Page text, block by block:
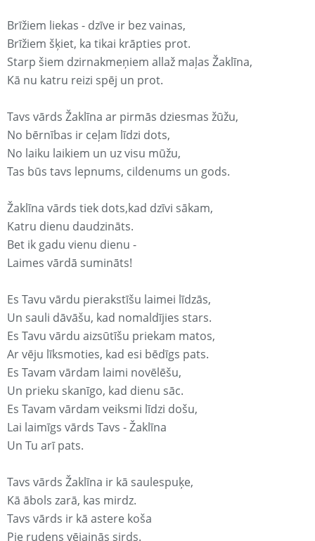
Brīžiem liekas - dzīve ir bez vainas,
Brīžiem šķiet, ka tikai krāpties prot.
Starp šiem dzirnakmeņiem allaž maļas Žaklīna,
Kā nu katru reizi spēj un prot.
Tavs vārds Žaklīna ar pirmās dziesmas žūžu,
No bērnības ir ceļam līdzi dots,
No laiku laikiem un uz visu mūžu,
Tas būs tavs lepnums, cildenums un gods.
Žaklīna vārds tiek dots,kad dzīvi sākam,
Katru dienu daudzināts.
Bet ik gadu vienu dienu -
Laimes vārdā sumināts!
Es Tavu vārdu pierakstīšu laimei līdzās,
Un sauli dāvāšu, kad nomaldījies stars.
Es Tavu vārdu aizsūtīšu priekam matos,
Ar vēju līksmoties, kad esi bēdīgs pats.
Es Tavam vārdam laimi novēlēšu,
Un prieku skanīgo, kad dienu sāc.
Es Tavam vārdam veiksmi līdzi došu,
Lai laimīgs vārds Tavs - Žaklīna
Un Tu arī pats.
Tavs vārds Žaklīna ir kā saulespuķe,
Kā ābols zarā, kas mirdz.
Tavs vārds ir kā astere koša
Pie rudens vējainās sirds.